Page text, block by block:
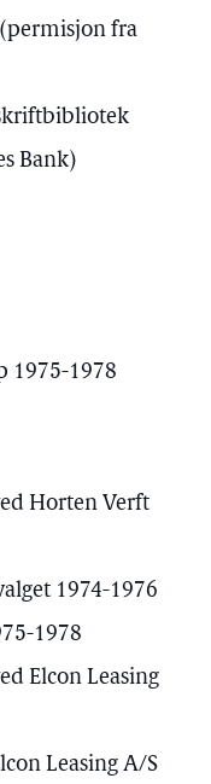
fra
Bank)
1975-1978
Horten Verft
1974-1976
1978
Elcon Leasing
Leasing A/S